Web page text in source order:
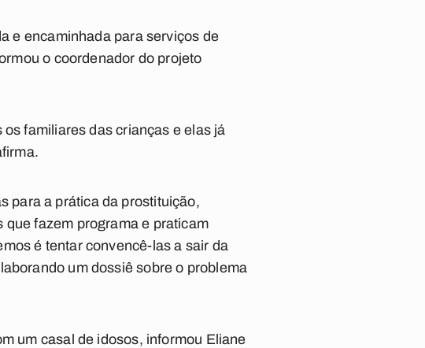
e encaminhada para serviços de
o coordenador do projeto
familiares das crianças e elas já
para a prática da prostituição,
que fazem programa e praticam
é tentar convencê-las a sair da
um dossiê sobre o problema
um casal de idosos, informou Eliane